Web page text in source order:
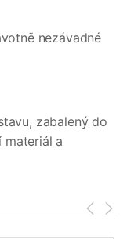
nezávadné
zabalený do
materiál a